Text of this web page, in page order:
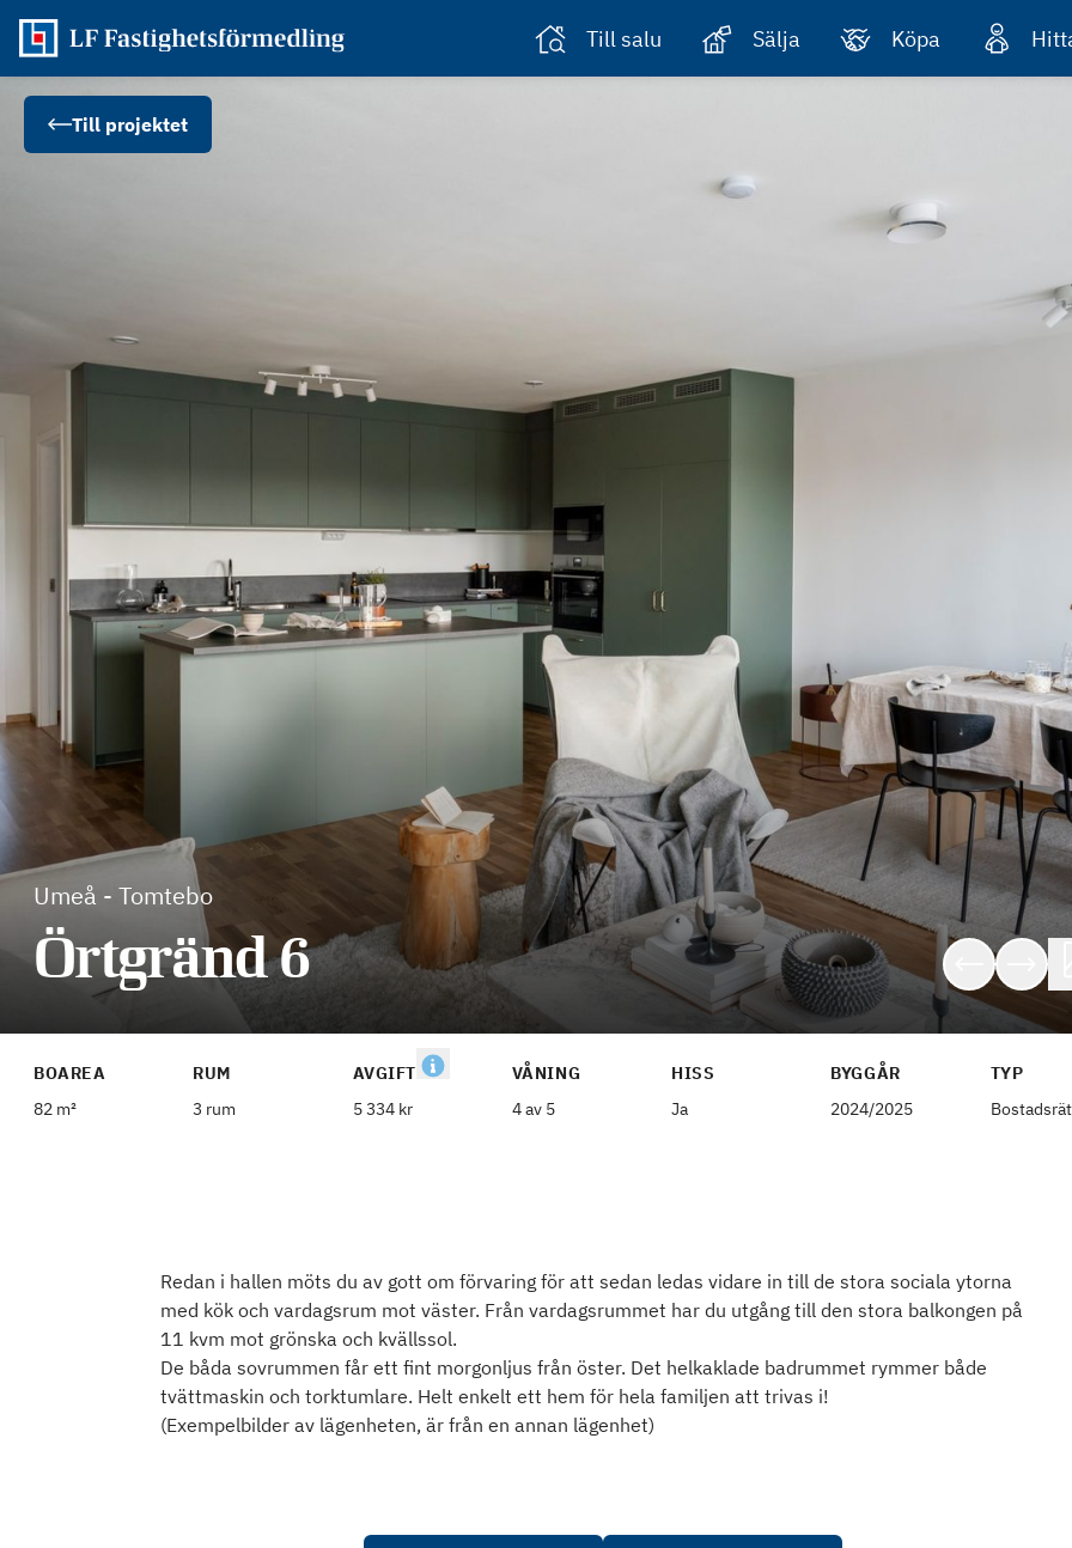
Till salu Sälja Köpa
Till projektet
Umeå - Tomtebo
Örtgränd 6
BOAREA
82 m²
RUM
3 rum
AVGIFT
5 334 kr
VÅNING
4 av 5
HISS
Ja
BYGGÅR
2024/2025
TYP
Redan i hallen möts du av gott om förvaring för att sedan ledas vidare in till de stora sociala ytorna
med kök och vardagsrum mot väster. Från vardagsrummet har du utgång till den stora balkongen på
11 kvm mot grönska och kvällssol.
De båda sovrummen får ett fint morgonljus från öster. Det helkaklade badrummet rymmer både
tvättmaskin och torktumlare. Helt enkelt ett hem för hela familjen att trivas i!
(Exempelbilder av lägenheten, är från en annan lägenhet)